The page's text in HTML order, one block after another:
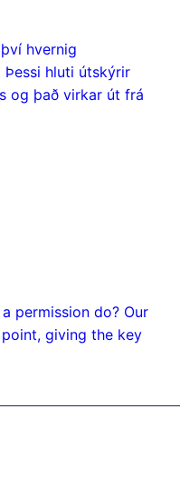
hvernig
Þessi hluti útskýrir
og það virkar út frá
permission do? Our
giving the key